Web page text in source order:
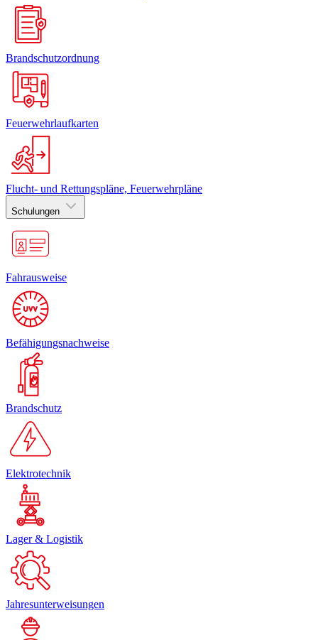
Brandschutzordnung
Feuerwehrlaufkarten
Flucht- und Rettungspläne, Feuerwehrpläne
Schulungen
Fahrausweise
Befähigungsnachweise
Brandschutz
Elektrotechnik
Lager & Logistik
Jahresunterweisungen